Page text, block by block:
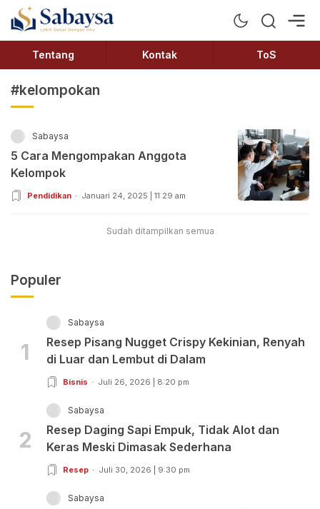
Sabaysa
Lebih Dekat Dengan Ilmu
Tentang Kontak ToS
#kelompokan
Sabaysa
5 Cara Mengompakan Anggota
Kelompok
Pendidikan Januari 24, 2025 | 11:29 am
Sudah ditampilkan semua
Populer
1
Sabaysa
Resep Pisang Nugget Crispy Kekinian, Renyah
di Luar dan Lembut di Dalam
Bisnis Juli 26, 2026 | 8:20 pm
2
Sabaysa
Resep Daging Sapi Empuk, Tidak Alot dan
Keras Meski Dimasak Sederhana
Resep Juli 30, 2026 | 9:30 pm
Sabaysa